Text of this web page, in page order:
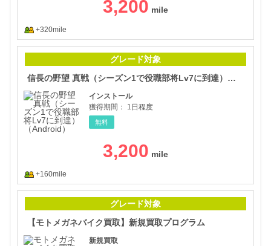
3,200
+320mile
グレード対象
信長の野望 真戦（シーズン1で役職部将Lv7に到達）（Android）
インストール
獲得期間：
1日程度
無料
3,200
+160mile
グレード対象
【モトメガネバイク買取】新規買取プログラム
新規買取